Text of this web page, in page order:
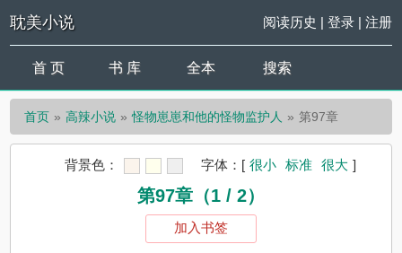
耽美小说 阅读历史 | 登录| 注册
首 页 书 库 全本 搜索
首页 高辣小说 怪物崽崽和他的怪物监护人 第97章
背景色： 字体： [ 很小 标准 很大 ]
第97章（1 / 2）
加入书签